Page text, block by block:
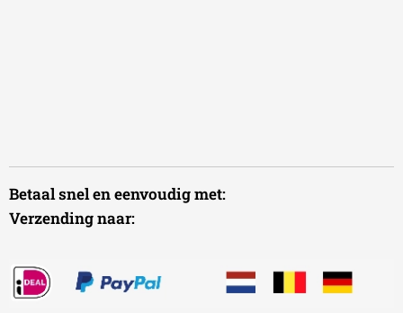
Betaal snel en eenvoudig met:
Verzending naar: